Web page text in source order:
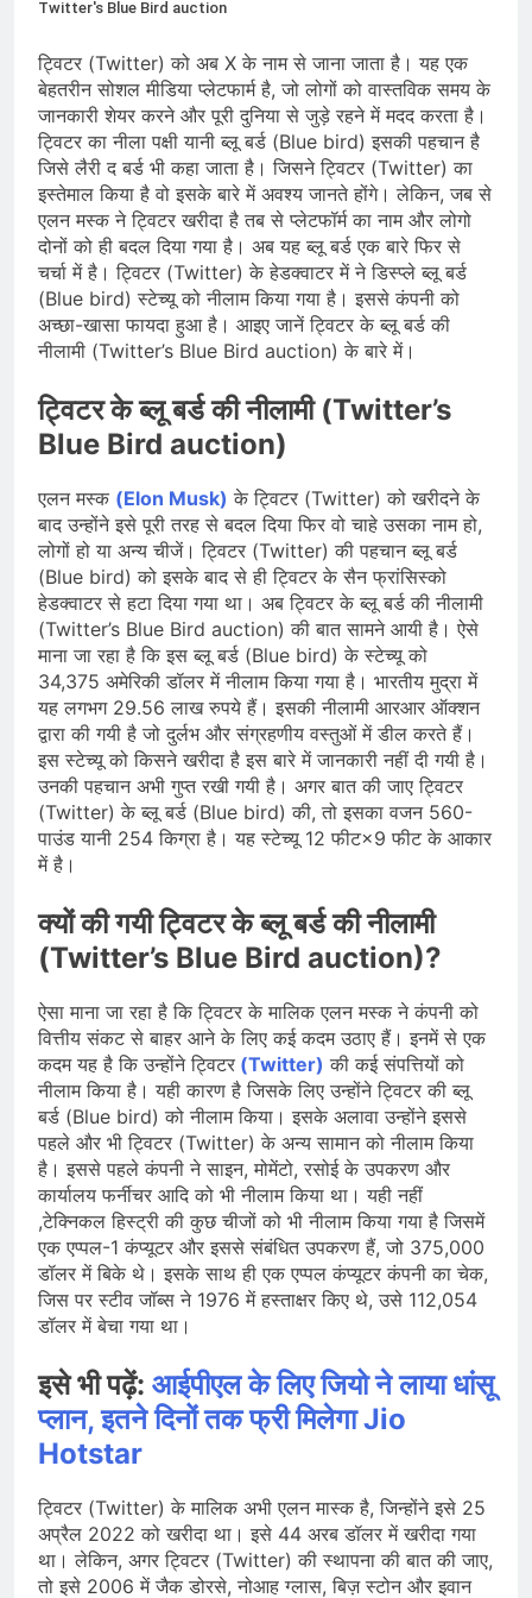
जारी किया, दिल्ली-NCR समेत कई क्षेत्रों में
जंतर-मंतर पुलिस कार्रवाई पर संसद में विपक्ष
का हंगामा तेज़, सरकार से जवाब की मांग
August 6, 2026
राष्ट्रीय हथकरघा दिवस की तैयारियाँ तेज़,
देशभर में बुनकरों और हस्तशिल्प प्रदर्शनियों का
होगा आयोजन
August 5, 2026
Twitter's Blue Bird auction
ट्विटर (Twitter) को अब X के नाम से जाना जाता है। यह एक
बेहतरीन सोशल मीडिया प्लेटफार्म है, जो लोगों को वास्तविक समय के
जानकारी शेयर करने और पूरी दुनिया से जुड़े रहने में मदद करता है।
ट्विटर का नीला पक्षी यानी ब्लू बर्ड (Blue bird) इसकी पहचान है
जिसे लैरी द बर्ड भी कहा जाता है। जिसने ट्विटर (Twitter) का
इस्तेमाल किया है वो इसके बारे में अवश्य जानते होंगे। लेकिन, जब से
एलन मस्क ने ट्विटर खरीदा है तब से प्लेटफॉर्म का नाम और लोगो
दोनों को ही बदल दिया गया है। अब यह ब्लू बर्ड एक बारे फिर से
चर्चा में है। ट्विटर (Twitter) के हेडक्वाटर में ने डिस्प्ले ब्लू बर्ड
(Blue bird) स्टेच्यू को नीलाम किया गया है। इससे कंपनी को
अच्छा-खासा फायदा हुआ है। आइए जानें ट्विटर के ब्लू बर्ड की
नीलामी (Twitter’s Blue Bird auction) के बारे में।
ट्विटर के ब्लू बर्ड की नीलामी (Twitter’s
Blue Bird auction)
एलन मस्क (Elon Musk) के ट्विटर (Twitter) को खरीदने के
बाद उन्होंने इसे पूरी तरह से बदल दिया फिर वो चाहे उसका नाम हो,
लोगों हो या अन्य चीजें। ट्विटर (Twitter) की पहचान ब्लू बर्ड
(Blue bird) को इसके बाद से ही ट्विटर के सैन फ्रांसिस्को
हेडक्वाटर से हटा दिया गया था। अब ट्विटर के ब्लू बर्ड की नीलामी
(Twitter’s Blue Bird auction) की बात सामने आयी है। ऐसे
माना जा रहा है कि इस ब्लू बर्ड (Blue bird) के स्टेच्यू को
34,375 अमेरिकी डॉलर में नीलाम किया गया है। भारतीय मुद्रा में
यह लगभग 29.56 लाख रुपये हैं। इसकी नीलामी आरआर ऑक्शन
द्वारा की गयी है जो दुर्लभ और संग्रहणीय वस्तुओं में डील करते हैं।
इस स्टेच्यू को किसने खरीदा है इस बारे में जानकारी नहीं दी गयी है।
उनकी पहचान अभी गुप्त रखी गयी है। अगर बात की जाए ट्विटर
(Twitter) के ब्लू बर्ड (Blue bird) की, तो इसका वजन 560-
पाउंड यानी 254 किग्रा है। यह स्टेच्यू 12 फीट×9 फीट के आकार
में है।
क्यों की गयी ट्विटर के ब्लू बर्ड की नीलामी
(Twitter’s Blue Bird auction)?
ऐसा माना जा रहा है कि ट्विटर के मालिक एलन मस्क ने कंपनी को
वित्तीय संकट से बाहर आने के लिए कई कदम उठाए हैं। इनमें से एक
कदम यह है कि उन्होंने ट्विटर (Twitter) की कई संपत्तियों को
नीलाम किया है। यही कारण है जिसके लिए उन्होंने ट्विटर की ब्लू
बर्ड (Blue bird) को नीलाम किया। इसके अलावा उन्होंने इससे
पहले और भी ट्विटर (Twitter) के अन्य सामान को नीलाम किया
है। इससे पहले कंपनी ने साइन, मोमेंटो, रसोई के उपकरण और
कार्यालय फर्नीचर आदि को भी नीलाम किया था। यही नहीं
,टेक्निकल हिस्ट्री की कुछ चीजों को भी नीलाम किया गया है जिसमें
एक एप्पल-1 कंप्यूटर और इससे संबंधित उपकरण हैं, जो 375,000
डॉलर में बिके थे। इसके साथ ही एक एप्पल कंप्यूटर कंपनी का चेक,
जिस पर स्टीव जॉब्स ने 1976 में हस्ताक्षर किए थे, उसे 112,054
डॉलर में बेचा गया था।
इसे भी पढ़ें: आईपीएल के लिए जियो ने लाया धांसू
प्लान, इतने दिनों तक फ्री मिलेगा Jio
Hotstar
ट्विटर (Twitter) के मालिक अभी एलन मास्क है, जिन्होंने इसे 25
अप्रैल 2022 को खरीदा था। इसे 44 अरब डॉलर में खरीदा गया
था। लेकिन, अगर ट्विटर (Twitter) की स्थापना की बात की जाए,
तो इसे 2006 में जैक डोरसे, नोआह ग्लास, बिज़ स्टोन और इवान